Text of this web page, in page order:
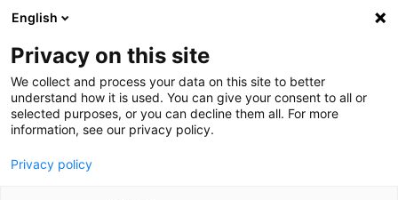
Ga direct naar de inhoud
English
Privacy on this site
We collect and process your data on this site to better
understand how it is used. You can give your consent to all or
selected purposes, or you can decline them all. For more
information, see our privacy policy.
Privacy policy